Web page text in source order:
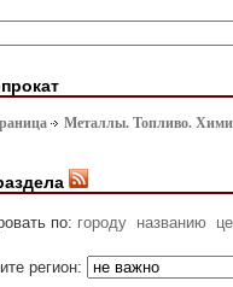
Металлы. Топливо.
по: городу названию
регион: